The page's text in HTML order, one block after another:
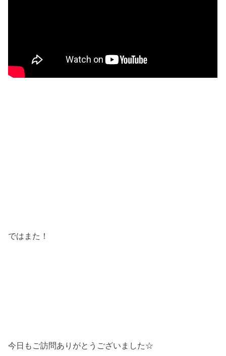
ではまた！
今日もご訪問ありがとうございました☆